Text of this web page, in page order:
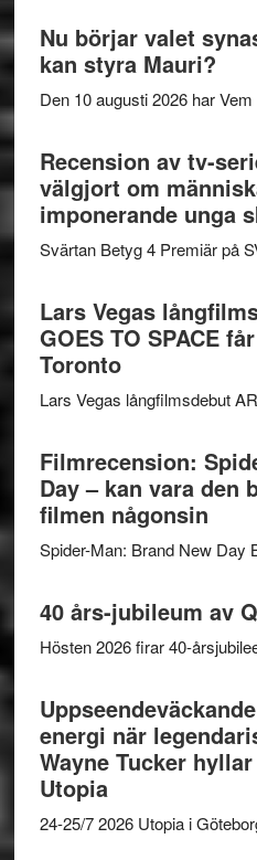
Nu börjar valet
kan styra Mauri?
Den 10 augusti 2026 har
Recension av tv-
välgjort om
imponerande unga
Svärtan Betyg 4 Premiär på
Lars Vegas
GOES TO SPACE
Toronto
Lars Vegas långfilmsdebut
Filmrecension:
Day – kan vara den
filmen någonsin
Spider-Man: Brand New Day
40 års-jubileum av
Hösten 2026 firar 40-
energi när
Wayne Tucker
Utopia
24-25/7 2026 Utopia i